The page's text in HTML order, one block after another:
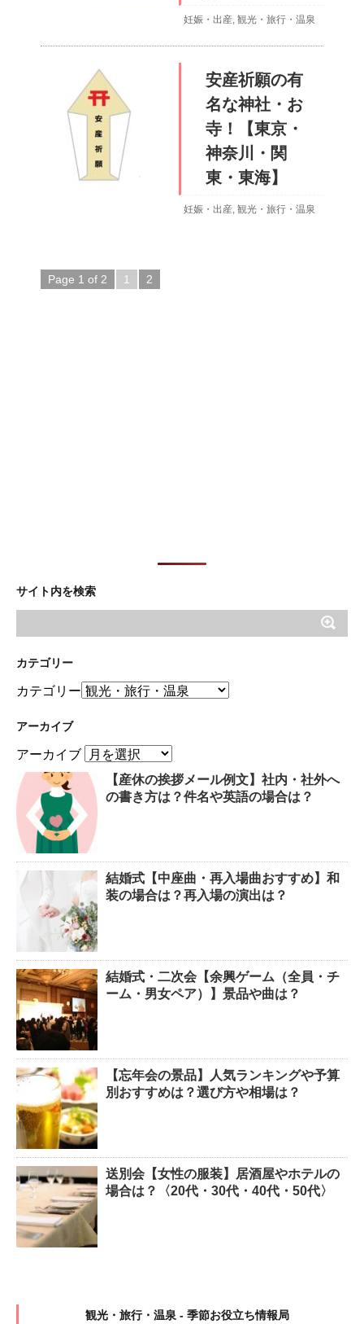
妊娠・出産, 観光・旅行・温泉
安産祈願の有
名な神社・お
寺！【東京・
神奈川・関
東・東海】
妊娠・出産, 観光・旅行・温泉
Page 1 of 2 1 2
サイト内を検索
カテゴリー
カテゴリー
アーカイブ
アーカイブ
【産休の挨拶メール例文】社内・社外へ
の書き方は？件名や英語の場合は？
結婚式【中座曲・再入場曲おすすめ】和
装の場合は？再入場の演出は？
結婚式・二次会【余興ゲーム（全員・チ
ーム・男女ペア）】景品や曲は？
【忘年会の景品】人気ランキングや予算
別おすすめは？選び方や相場は？
送別会【女性の服装】居酒屋やホテルの
場合は？〈20代・30代・40代・50代〉
観光・旅行・温泉 - 季節お役立ち情報局